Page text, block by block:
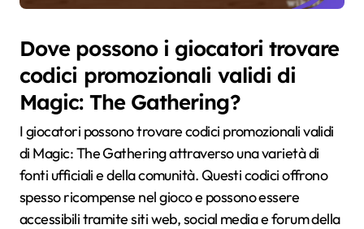
Dove possono i giocatori trovare
codici promozionali validi di
Magic: The Gathering?
I giocatori possono trovare codici promozionali validi
di Magic: The Gathering attraverso una varietà di
fonti ufficiali e della comunità. Questi codici offrono
spesso ricompense nel gioco e possono essere
accessibili tramite siti web, social media e forum della